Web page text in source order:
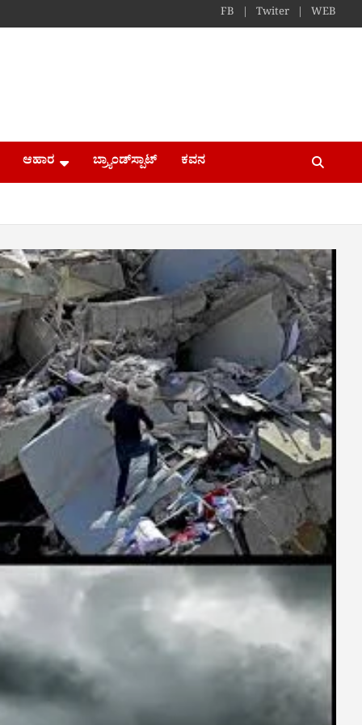
FB Twiter WEB
ಆಹಾರ ಬ್ರ್ಯಾಂಡ್​ಸ್ಪಾಟ್ ಕವನ